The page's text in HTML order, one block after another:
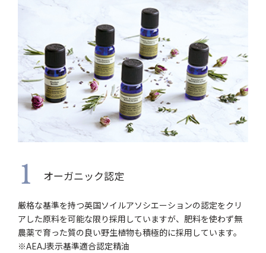
1 オーガニック認定
厳格な基準を持つ英国ソイルアソシエーションの認定をクリ
アした原料を可能な限り採用していますが、肥料を使わず無
農薬で育った質の良い野生植物も積極的に採用しています。
※AEAJ表示基準適合認定精油